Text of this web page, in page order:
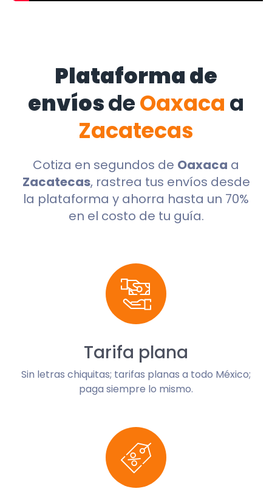
Plataforma de
envíosdeOaxaca a
Zacatecas
Cotiza en segundos de Oaxaca a
Zacatecas, rastrea tus envíos desde
la plataforma y ahorra hasta un 70%
en el costo de tu guía.
Tarifa plana
Sin letras chiquitas; tarifas planas a todo México;
paga siempre lo mismo.